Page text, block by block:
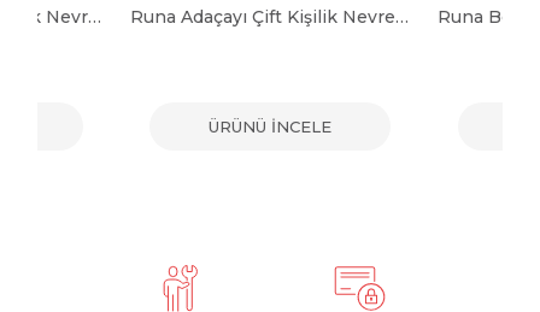
Jonathan Mavi Çift Kişilik Nevresim Takımı Runa Adaçayı Çift Kişilik Nevresim Takımı
ÜRÜNÜ İNCELE